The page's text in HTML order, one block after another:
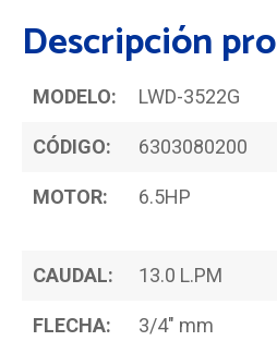
Descripción
MODELO: LWD-3522G
CÓDIGO: 6303080200
MOTOR: 6.5HP
CAUDAL: 13.0 L.PM
FLECHA:
3/4" mm